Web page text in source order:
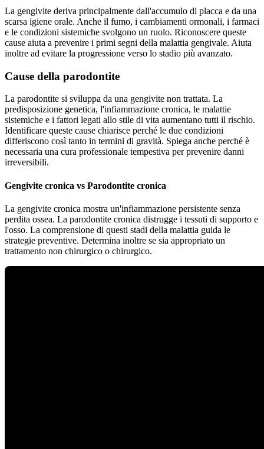
La gengivite deriva principalmente dall'accumulo di placca e da una
scarsa igiene orale. Anche il fumo, i cambiamenti ormonali, i farmaci
e le condizioni sistemiche svolgono un ruolo. Riconoscere queste
cause aiuta a prevenire i primi segni della malattia gengivale. Aiuta
inoltre ad evitare la progressione verso lo stadio più avanzato.
Cause della parodontite
La parodontite si sviluppa da una gengivite non trattata. La
predisposizione genetica, l'infiammazione cronica, le malattie
sistemiche e i fattori legati allo stile di vita aumentano tutti il rischio.
Identificare queste cause chiarisce perché le due condizioni
differiscono così tanto in termini di gravità. Spiega anche perché è
necessaria una cura professionale tempestiva per prevenire danni
irreversibili.
Gengivite cronica vs Parodontite cronica
La gengivite cronica mostra un'infiammazione persistente senza
perdita ossea. La parodontite cronica distrugge i tessuti di supporto e
l'osso. La comprensione di questi stadi della malattia guida le
strategie preventive. Determina inoltre se sia appropriato un
trattamento non chirurgico o chirurgico.